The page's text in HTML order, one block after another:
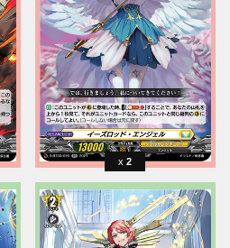
2